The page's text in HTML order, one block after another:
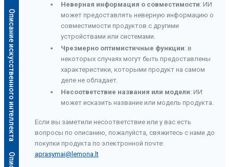
Описание искусственного интеллекта
Неверная информация о совместимости: ИИ
может предоставлять неверную информацию о
совместимости продуктов с другими
устройствами или системами.
Чрезмерно оптимистичные функции: в
некоторых случаях могут быть предоставлены
характеристики, которыми продукт на самом
деле не обладает.
Несоответствие названия или модели: ИИ
может исказить название или модель продукта.
Если вы заметили несоответствие или у вас есть
вопросы по описанию, пожалуйста, свяжитесь с нами до
покупки продукта по электронной почте:
aprasymai@lemona.lt